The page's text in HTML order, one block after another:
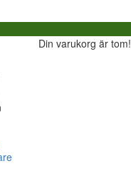
Din varukorg är tom!